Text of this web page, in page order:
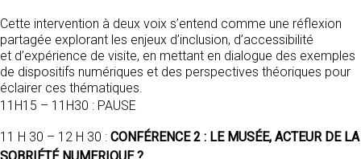
Cette intervention à deux voix s’entend comme une réflexion
partagée explorant les enjeux d’inclusion, d’accessibilité
et d’expérience de visite, en mettant en dialogue des exemples
de dispositifs numériques et des perspectives théoriques pour
éclairer ces thématiques.
11H15 – 11H30 : PAUSE
11 H 30 – 12 H 30 : CONFÉRENCE 2 : LE MUSÉE, ACTEUR DE LA
SOBRIÉTÉ NUMERIQUE ?